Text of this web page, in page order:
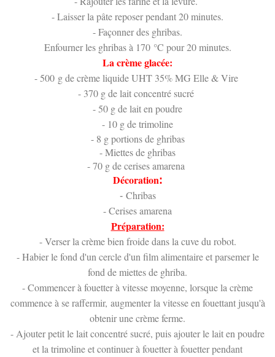
- Laisser la pâte reposer pendant 20 minutes.
- Façonner des ghribas.
Enfourner les ghribas à 170 °C pour 20 minutes.
La crème glacée:
- 500 g de crème liquide UHT 35% MG Elle & Vire
- 370 g de lait concentré sucré
- 50 g de lait en poudre
- 10 g de trimoline
- 8 g portions de ghribas
- Miettes de ghribas
- 70 g de cerises amarena
Décoration:
-Chribas
- Cerises amarena
Préparation:
- Verser la crème bien froide dans la cuve du robot.
- Habier le fond d'un cercle d'un film alimentaire et parsemer le
fond de miettes de ghriba.
- Commencer à fouetter à vitesse moyenne, lorsque la crème
commence à se raffermir, augmenter la vitesse en fouettant jusqu'à
obtenir une crème ferme.
- Ajouter petit le lait concentré sucré, puis ajouter le lait en poudre
et la trimoline et continuer à fouetter à fouetter pendant